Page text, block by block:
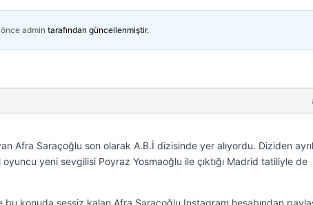
admin tarafından güncellenmiştir.
Afra Saraçoğlu son olarak A.B.İ dizisinde yer alıyordu. Diziden
yeni sevgilisi Poyraz Yosmaoğlu ile çıktığı Madrid tatiliyle de
konuda sessiz kalan Afra Saraçoğlu Instagram hesabından